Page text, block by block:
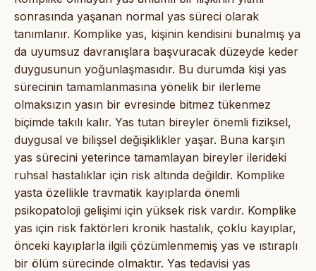
sonrasında yaşanan normal yas süreci olarak
tanımlanır. Komplike yas, kişinin kendisini bunalmış ya
da uyumsuz davranışlara başvuracak düzeyde keder
duygusunun yoğunlaşmasıdır. Bu durumda kişi yas
sürecinin tamamlanmasına yönelik bir ilerleme
olmaksızın yasın bir evresinde bitmez tükenmez
biçimde takılı kalır. Yas tutan bireyler önemli fiziksel,
duygusal ve bilişsel değişiklikler yaşar. Buna karşın
yas sürecini yeterince tamamlayan bireyler ilerideki
ruhsal hastalıklar için risk altında değildir. Komplike
yasta özellikle travmatik kayıplarda önemli
psikopatoloji gelişimi için yüksek risk vardır. Komplike
yas için risk faktörleri kronik hastalık, çoklu kayıplar,
önceki kayıplarla ilgili çözümlenmemiş yas ve ıstıraplı
bir ölüm sürecinde olmaktır. Yas tedavisi yas